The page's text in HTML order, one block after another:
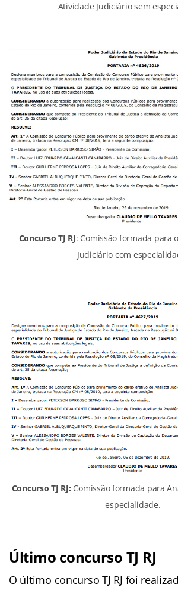
Atividade Judiciário sem
Concurso TJ RJ: Comissão formada para
Judiciário com
Concurso TJ RJ: Comissão formada para
especialidade.
Último concurso TJ RJ
O último concurso TJ RJ foi